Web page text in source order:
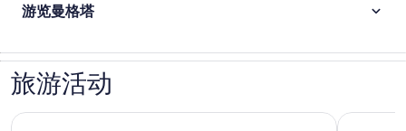
游览曼格塔
旅游活动
一天内探索4个国家: 列支敦士登,奥地利,瑞士&德国 当地人带